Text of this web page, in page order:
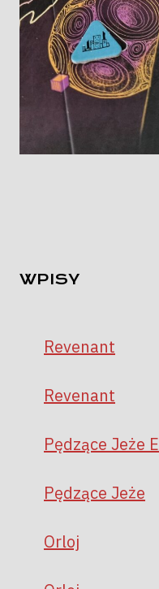
WPISY
Revenant
Revenant
Pędzące Jeże
Pędzące Jeże
Orloj